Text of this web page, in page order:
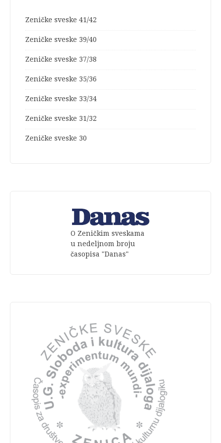
Zeničke sveske 41/42
Zeničke sveske 39/40
Zeničke sveske 37/38
Zeničke sveske 35/36
Zeničke sveske 33/34
Zeničke sveske 31/32
Zeničke sveske 30
O Zeničkim sveskama
u nedeljnom broju
časopisa "Danas"